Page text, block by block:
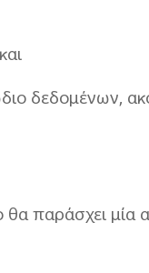
δεδομένων,
παράσχει μία